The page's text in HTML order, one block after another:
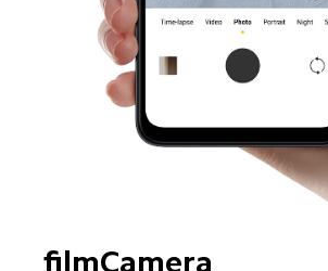
filmCamera